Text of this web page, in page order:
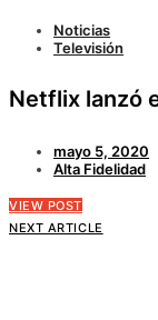
Noticias
Televisión
Netflix lanzó
mayo 5, 2020
Alta Fidelidad
VIEW POST
NEXT ARTICLE